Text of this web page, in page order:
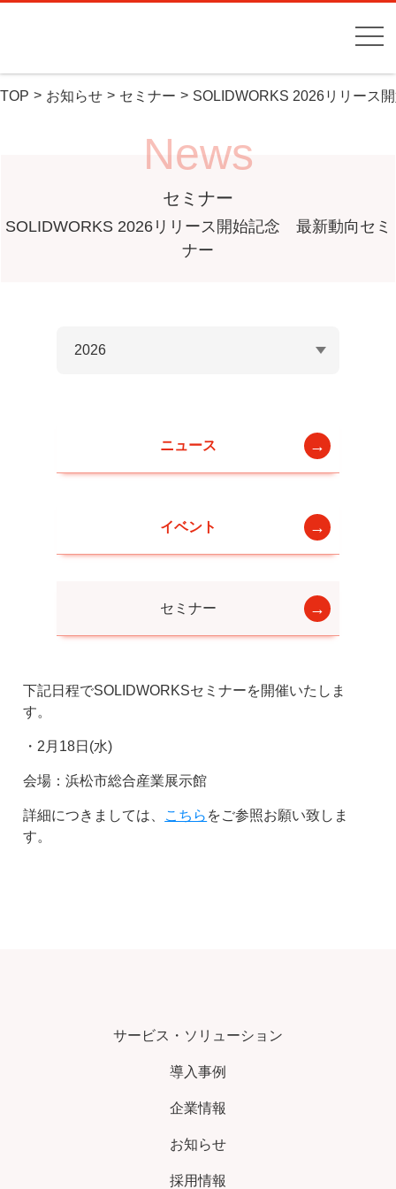
TOP お知らせ セミナー SOLIDWORKS 2026リリース
News
セミナー
SOLIDWORKS 2026リリース開始記念 最新動向セミ
ナー
ニュース
イベント
セミナー
下記日程でSOLIDWORKSセミナーを開催いたしま
す。
・2月18日(水)
会場：浜松市総合産業展示館
詳細につきましては、 こちら をご参照お願い致しま
す。
サービス・ソリューション
導入事例
企業情報
お知らせ
採用情報